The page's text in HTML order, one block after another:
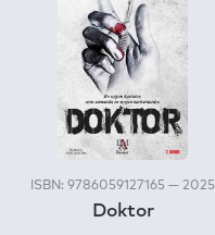
ISBN: 9786059127165 — 2025
Doktor